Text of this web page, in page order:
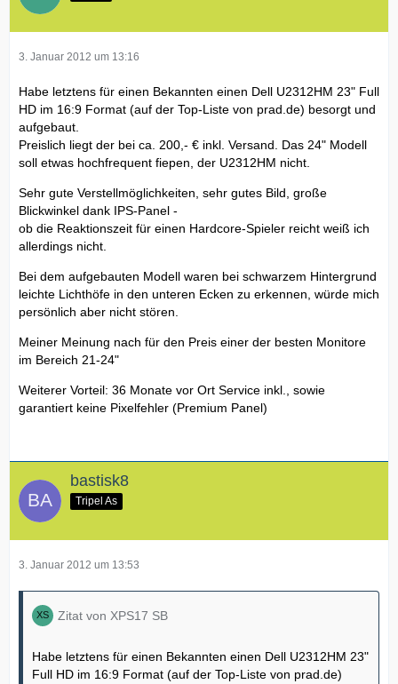
3. Januar 2012 um 13:16
Habe letztens für einen Bekannten einen Dell U2312HM 23" Full
HD im 16:9 Format (auf der Top-Liste von prad.de) besorgt und
aufgebaut.
Preislich liegt der bei ca. 200,- € inkl. Versand. Das 24" Modell
soll etwas hochfrequent fiepen, der U2312HM nicht.
Sehr gute Verstellmöglichkeiten, sehr gutes Bild, große
Blickwinkel dank IPS-Panel -
ob die Reaktionszeit für einen Hardcore-Spieler reicht weiß ich
allerdings nicht.
Bei dem aufgebauten Modell waren bei schwarzem Hintergrund
leichte Lichthöfe in den unteren Ecken zu erkennen, würde mich
persönlich aber nicht stören.
Meiner Meinung nach für den Preis einer der besten Monitore
im Bereich 21-24"
Weiterer Vorteil: 36 Monate vor Ort Service inkl., sowie
garantiert keine Pixelfehler (Premium Panel)
bastisk8
Tripel As
3. Januar 2012 um 13:53
Zitat von XPS17 SB
Habe letztens für einen Bekannten einen Dell U2312HM 23"
Full HD im 16:9 Format (auf der Top-Liste von prad.de)